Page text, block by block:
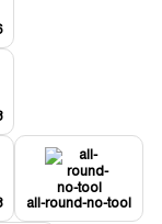
all-round-no-tool